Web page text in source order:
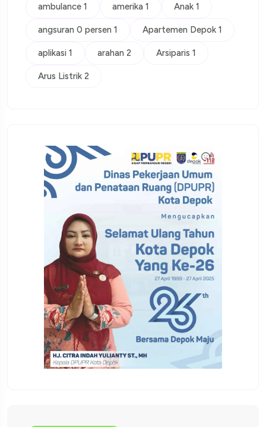
ambulance 1 amerika 1 Anak 1
angsuran 0 persen 1 Apartemen Depok 1
aplikasi 1 arahan 2 Arsiparis 1
Arus Listrik 2